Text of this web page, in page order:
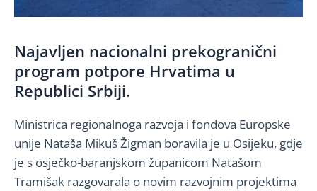
Najavljen nacionalni prekogranični
program potpore Hrvatima u
Republici Srbiji.
Ministrica regionalnoga razvoja i fondova Europske
unije Nataša Mikuš Žigman boravila je u Osijeku, gdje
je s osječko-baranjskom županicom Natašom
Tramišak razgovarala o novim razvojnim projektima